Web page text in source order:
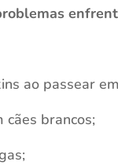
ao passear
cães brancos;